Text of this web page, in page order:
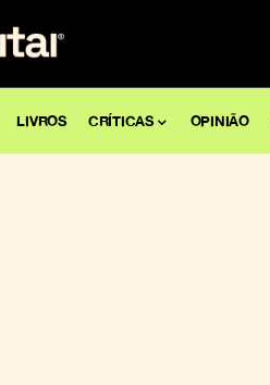
LIVROS CRÍTICAS OPINIÃO